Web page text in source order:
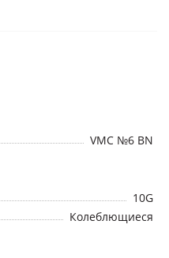
VMC №6 BN
10G
Колеблющиеся